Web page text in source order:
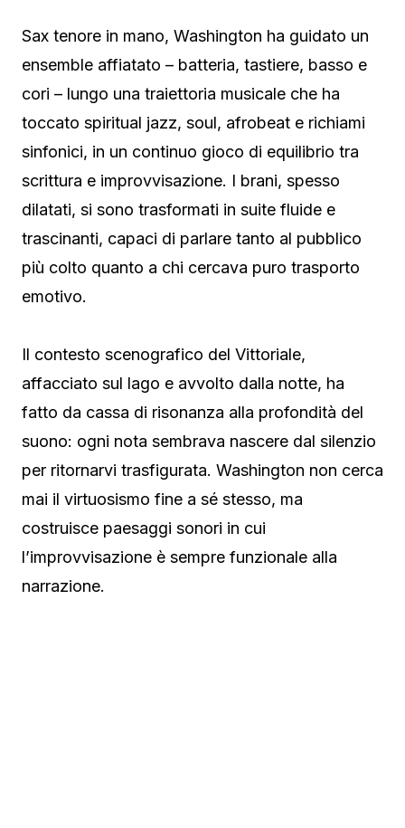
Sax tenore in mano, Washington ha guidato un
ensemble affiatato – batteria, tastiere, basso e
cori – lungo una traiettoria musicale che ha
toccato spiritual jazz, soul, afrobeat e richiami
sinfonici, in un continuo gioco di equilibrio tra
scrittura e improvvisazione. I brani, spesso
dilatati, si sono trasformati in suite fluide e
trascinanti, capaci di parlare tanto al pubblico
più colto quanto a chi cercava puro trasporto
emotivo.
Il contesto scenografico del Vittoriale,
affacciato sul lago e avvolto dalla notte, ha
fatto da cassa di risonanza alla profondità del
suono: ogni nota sembrava nascere dal silenzio
per ritornarvi trasfigurata. Washington non cerca
mai il virtuosismo fine a sé stesso, ma
costruisce paesaggi sonori in cui
l’improvvisazione è sempre funzionale alla
narrazione.